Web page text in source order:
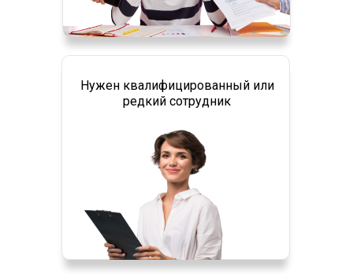
Нужен квалифицированный или
редкий сотрудник